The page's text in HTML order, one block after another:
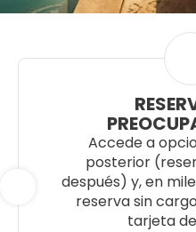
Accede a
posterior
después) y, en
reserva sin
tarjeta